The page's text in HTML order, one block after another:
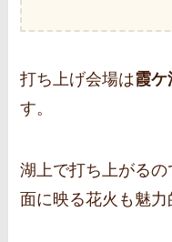
打ち上げ会場は霞ケ
す。
湖上で打ち上がる
面に映る花火も魅力